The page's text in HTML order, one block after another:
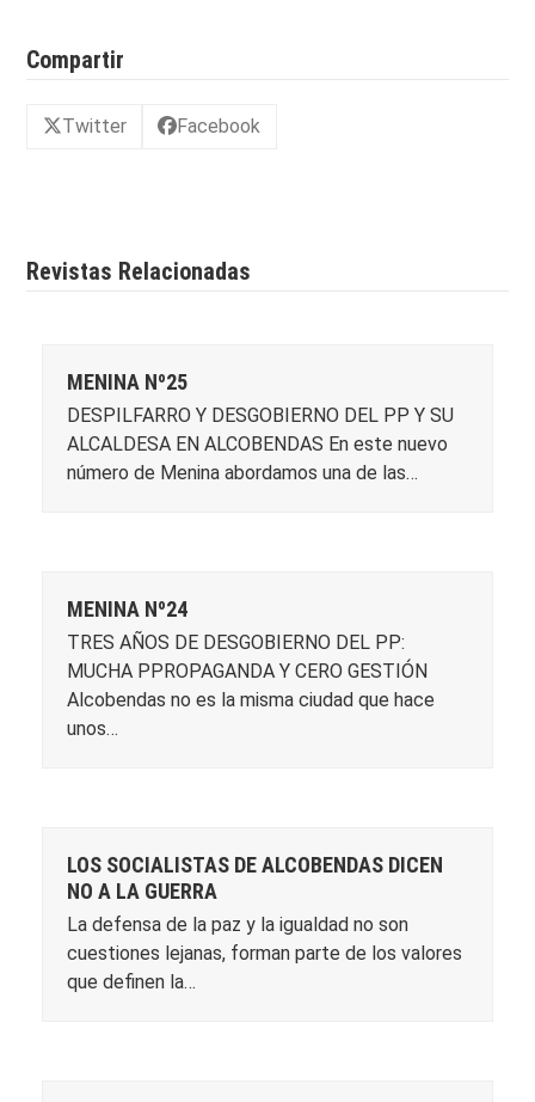
Compartir
Twitter Facebook
Revistas Relacionadas
MENINA Nº25
DESPILFARRO Y DESGOBIERNO DEL PP Y SU
ALCALDESA EN ALCOBENDAS En este nuevo
número de Menina abordamos una de las…
MENINA Nº24
TRES AÑOS DE DESGOBIERNO DEL PP:
MUCHA PPROPAGANDA Y CERO GESTIÓN
Alcobendas no es la misma ciudad que hace
unos…
LOS SOCIALISTAS DE ALCOBENDAS DICEN
NO A LA GUERRA
La defensa de la paz y la igualdad no son
cuestiones lejanas, forman parte de los valores
que definen la…